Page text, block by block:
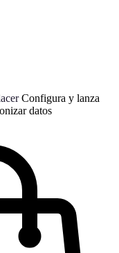
Configura y lanza
datos